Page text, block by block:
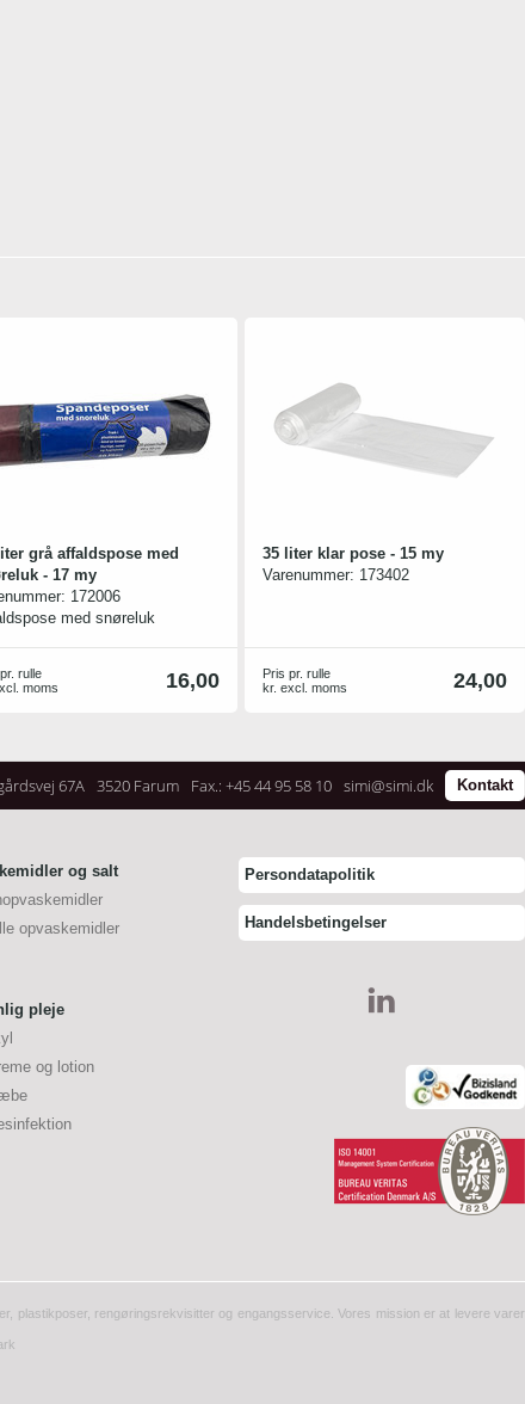
grå affaldspose med
- 17 my
172006
med snøreluk
16,00
rulle
moms
35 liter klar pose - 15 my
Varenummer: 173402
24,00
Pris pr. rulle
kr. excl. moms
Kontakt
simi@simi.dk
Fax.: +45 44 95 58 10
3520 Farum
67A
og salt
opvaskemidler
pleje
og lotion
Persondatapolitik
Handelsbetingelser
plastikposer, rengøringsrekvisitter og engangsservice. Vores mission er at levere varer